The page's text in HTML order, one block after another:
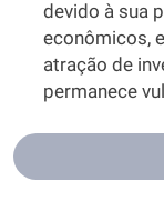
devido à sua
econômicos,
atração de
permanece